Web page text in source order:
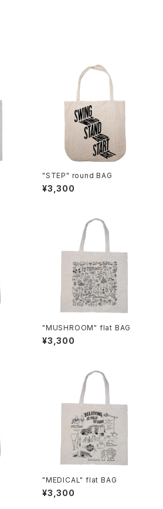
"STEP" round BAG
¥3,300
"MUSHROOM" flat BAG
¥3,300
"MEDICAL" flat BAG
¥3,300